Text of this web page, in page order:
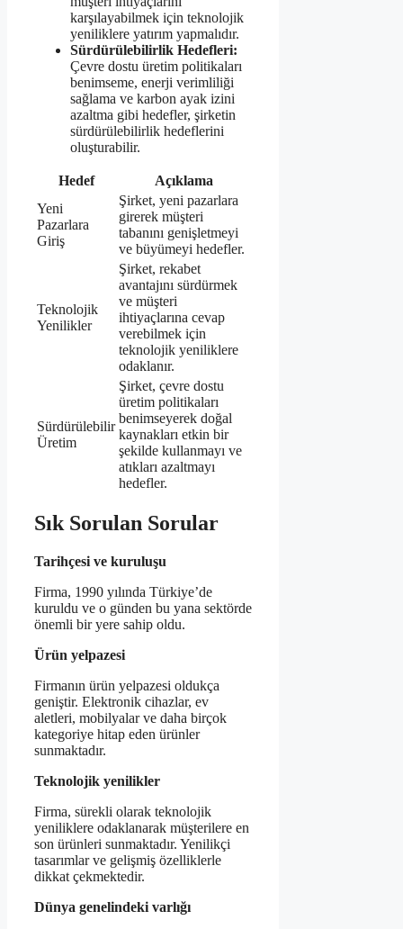
karşılayabilmek için teknolojik
yeniliklere yatırım yapmalıdır.
Sürdürülebilirlik Hedefleri:
Çevre dostu üretim politikaları
benimseme, enerji verimliliği
sağlama ve karbon ayak izini
azaltma gibi hedefler, şirketin
sürdürülebilirlik hedeflerini
oluşturabilir.
Hedef
Açıklama
Yeni
Pazarlara
Giriş
Şirket, yeni pazarlara
girerek müşteri
tabanını genişletmeyi
ve büyümeyi hedefler.
Teknolojik
Yenilikler
Şirket, rekabet
avantajını sürdürmek
ve müşteri
ihtiyaçlarına cevap
verebilmek için
teknolojik yeniliklere
odaklanır.
Sürdürülebilir
Üretim
Şirket, çevre dostu
üretim politikaları
benimseyerek doğal
kaynakları etkin bir
şekilde kullanmayı ve
atıkları azaltmayı
hedefler.
Sık Sorulan Sorular
Tarihçesi ve kuruluşu
Firma, 1990 yılında Türkiye’de
kuruldu ve o günden bu yana sektörde
önemli bir yere sahip oldu.
Ürün yelpazesi
Firmanın ürün yelpazesi oldukça
geniştir. Elektronik cihazlar, ev
aletleri, mobilyalar ve daha birçok
kategoriye hitap eden ürünler
sunmaktadır.
Teknolojik yenilikler
Firma, sürekli olarak teknolojik
yeniliklere odaklanarak müşterilere en
son ürünleri sunmaktadır. Yenilikçi
tasarımlar ve gelişmiş özelliklerle
dikkat çekmektedir.
Dünya genelindeki varlığı